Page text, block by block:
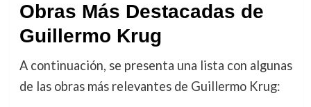
Obras Más Destacadas de
Guillermo Krug
A continuación, se presenta una lista con algunas
de las obras más relevantes de Guillermo Krug: